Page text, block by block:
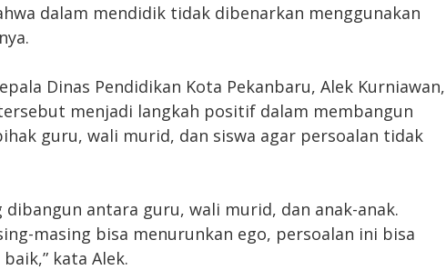
dalam mendidik tidak dibenarkan menggunakan
Dinas Pendidikan Kota Pekanbaru, Alek Kurniawan,
menjadi langkah positif dalam membangun
guru, wali murid, dan siswa agar persoalan tidak
dibangun antara guru, wali murid, dan anak-anak.
masing bisa menurunkan ego, persoalan ini bisa
kata Alek.